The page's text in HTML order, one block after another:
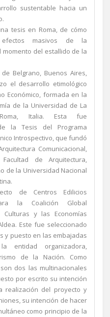
sustentable hacia un
tesis en Roma, de cómo
masivos de la
momento del estallido de la
Belgrano, Buenos Aires,
el desarrollo etimológico
Económico, formada en la
de la Universidad de La
Italia. Esta fue
la Tesis del Programa
Introspectivo, que fundó
Comunicacional,
de Arquitectura,
de la Universidad Nacional
de Centros Edilicios
la Coalición Global
y las Economías
Este fue seleccionado
y puesto en las embajadas
entidad organizadora,
de la Nación. Como
dos las multinacionales
por escrito su intención
realización del proyecto y
su intención de hacer
como principio de la